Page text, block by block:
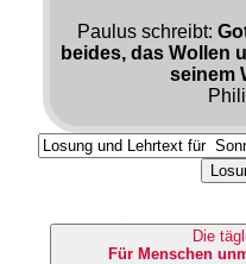
Paulus schreibt:
beides, das Wollen
seinem
Die
Für Menschen